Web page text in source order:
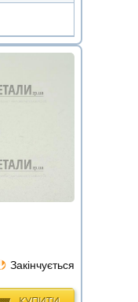
Закінчується